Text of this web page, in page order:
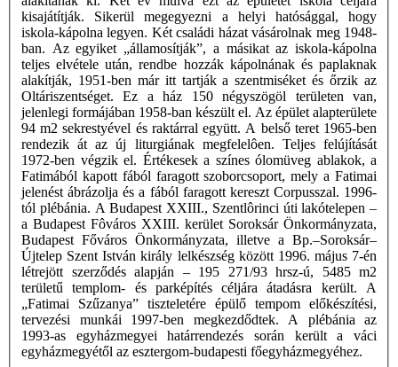
kisajátítják. Sikerül megegyezni a helyi hatósággal, hogy
iskola-kápolna legyen. Két családi házat vásárolnak meg 1948-
ban. Az egyiket „államosítják”, a másikat az iskola-kápolna
teljes elvétele után, rendbe hozzák kápolnának és paplaknak
alakítják, 1951-ben már itt tartják a szentmiséket és őrzik az
Oltáriszentséget. Ez a ház 150 négyszögöl területen van,
jelenlegi formájában 1958-ban készült el. Az épület alapterülete
94 m2 sekrestyével és raktárral együtt. A belső teret 1965-ben
rendezik át az új liturgiának megfelelôen. Teljes felújítását
1972-ben végzik el. Értékesek a színes ólomüveg ablakok, a
Fatimából kapott fából faragott szoborcsoport, mely a Fatimai
jelenést ábrázolja és a fából faragott kereszt Corpusszal. 1996-
tól plébánia. A Budapest XXIII., Szentlôrinci úti lakótelepen –
a Budapest Fôváros XXIII. kerület Soroksár Önkormányzata,
Budapest Főváros Önkormányzata, illetve a Bp.–Soroksár–
Újtelep Szent István király lelkészség között 1996. május 7-én
létrejött szerződés alapján – 195 271/93 hrsz-ú, 5485 m2
területű templom- és parképítés céljára átadásra került. A
„Fatimai Szűzanya” tiszteletére épülő tempom előkészítési,
tervezési munkái 1997-ben megkezdődtek. A plébánia az
1993-as egyházmegyei határrendezés során került a váci
egyházmegyétől az esztergom-budapesti főegyházmegyéhez.